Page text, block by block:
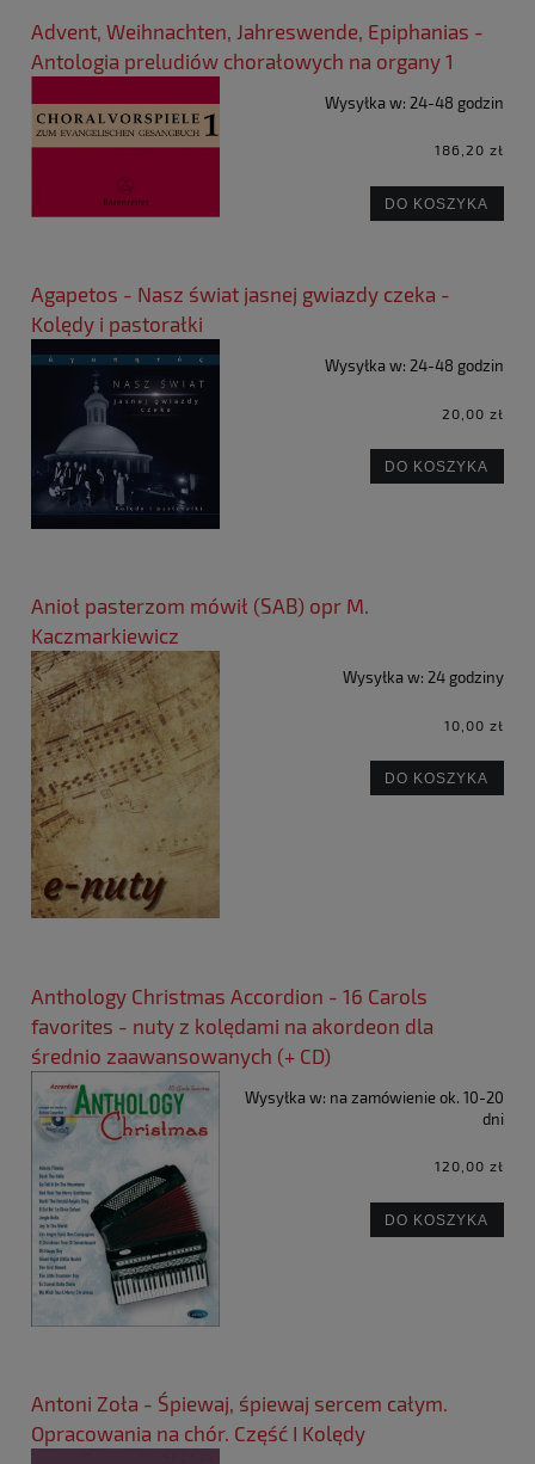
Advent, Weihnachten, Jahreswende, Epiphanias -
Antologia preludiów chorałowych na organy 1
Wysyłka w: 24-48 godzin
186,20 zł
DO KOSZYKA
Agapetos - Nasz świat jasnej gwiazdy czeka -
Kolędy i pastorałki
Wysyłka w: 24-48 godzin
20,00 zł
DO KOSZYKA
Anioł pasterzom mówił (SAB) opr M.
Kaczmarkiewicz
Wysyłka w: 24 godziny
10,00 zł
DO KOSZYKA
Anthology Christmas Accordion - 16 Carols
favorites - nuty z kolędami na akordeon dla
średnio zaawansowanych (+ CD)
Wysyłka w: na zamówienie ok. 10-20
dni
120,00 zł
DO KOSZYKA
Antoni Zoła - Śpiewaj, śpiewaj sercem całym.
Opracowania na chór. Część I Kolędy